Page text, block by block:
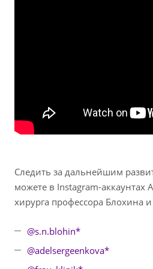
Следить за дальнейшим
можете в Instagram-аккаунтах
хирурга профессора Блохина
@s.n.blohin*
@adelsergeenkova*